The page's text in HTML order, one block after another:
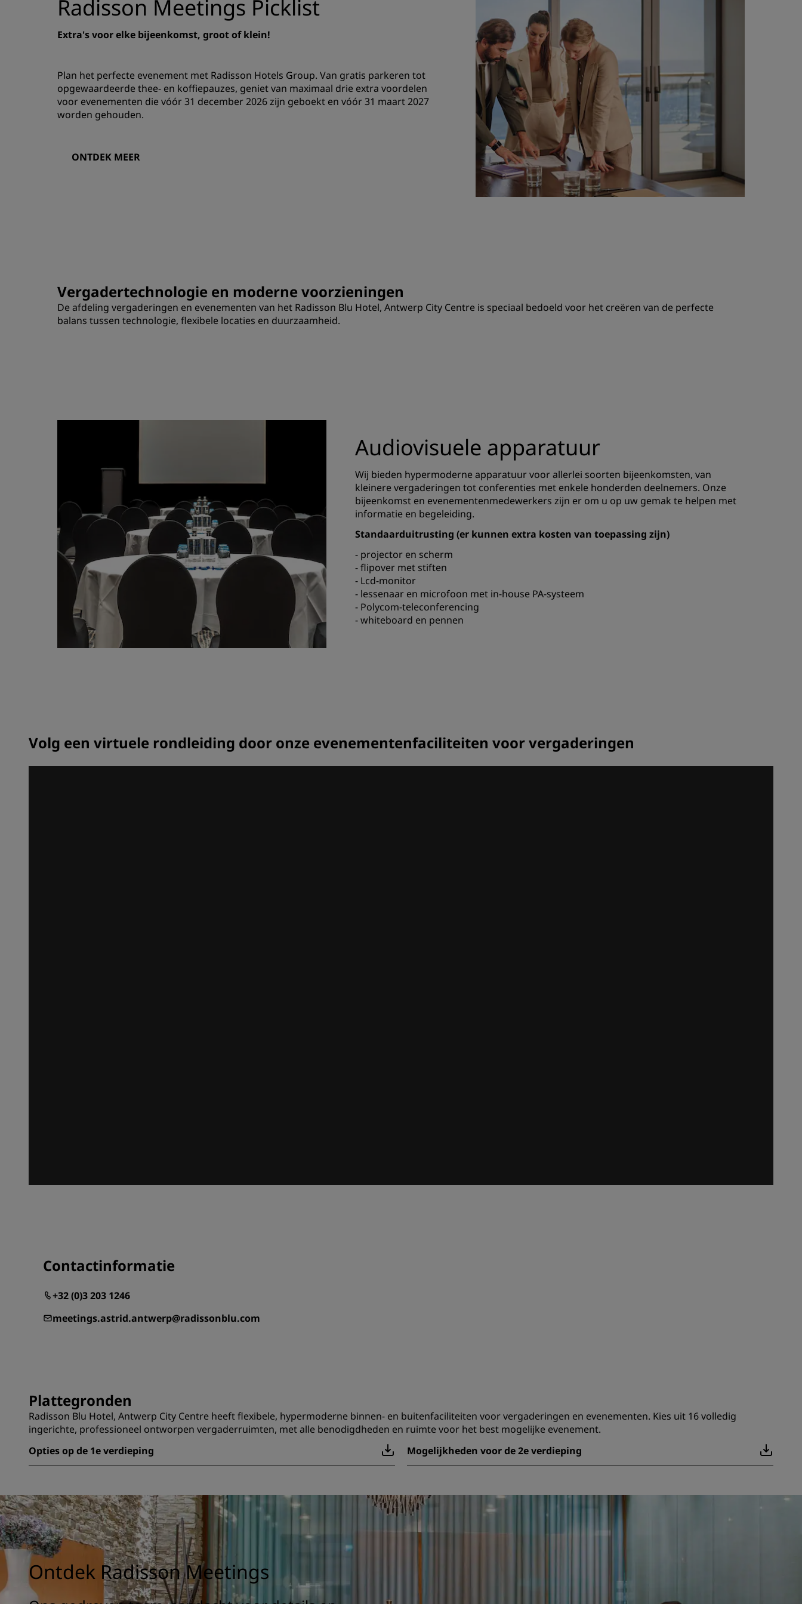
Radisson Meetings Picklist
Extra's voor elke bijeenkomst, groot of klein!
Plan het perfecte evenement met Radisson Hotels Group. Van gratis parkeren tot
opgewaardeerde thee- en koffiepauzes, geniet van maximaal drie extra voordelen
voor evenementen die vóór 31 december 2026 zijn geboekt en vóór 31 maart 2027
worden gehouden.
ONTDEK MEER
Vergadertechnologie en moderne voorzieningen
De afdeling vergaderingen en evenementen van het Radisson Blu Hotel, Antwerp City Centre is speciaal bedoeld voor het creëren van de perfecte
balans tussen technologie, flexibele locaties en duurzaamheid.
Audiovisuele apparatuur
Wij bieden hypermoderne apparatuur voor allerlei soorten bijeenkomsten, van
kleinere vergaderingen tot conferenties met enkele honderden deelnemers. Onze
bijeenkomst en evenementenmedewerkers zijn er om u op uw gemak te helpen met
informatie en begeleiding.
Standaarduitrusting (er kunnen extra kosten van toepassing zijn)
- projector en scherm
- flipover met stiften
- Lcd-monitor
- lessenaar en microfoon met in-house PA-systeem
- Polycom-teleconferencing
- whiteboard en pennen
Volg een virtuele rondleiding door onze evenementenfaciliteiten voor vergaderingen
Contactinformatie
+32 (0)3 203 1246
meetings.astrid.antwerp@radissonblu.com
Plattegronden
Radisson Blu Hotel, Antwerp City Centre heeft flexibele, hypermoderne binnen- en buitenfaciliteiten voor vergaderingen en evenementen. Kies uit 16 volledig
ingerichte, professioneel ontworpen vergaderruimten, met alle benodigdheden en ruimte voor het best mogelijke evenement.
Opties op de 1e verdieping
Mogelijkheden voor de 2e verdieping
Ontdek Radisson Meetings